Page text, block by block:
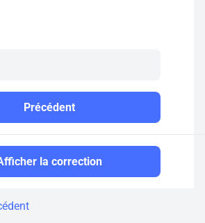
Précédent
la correction